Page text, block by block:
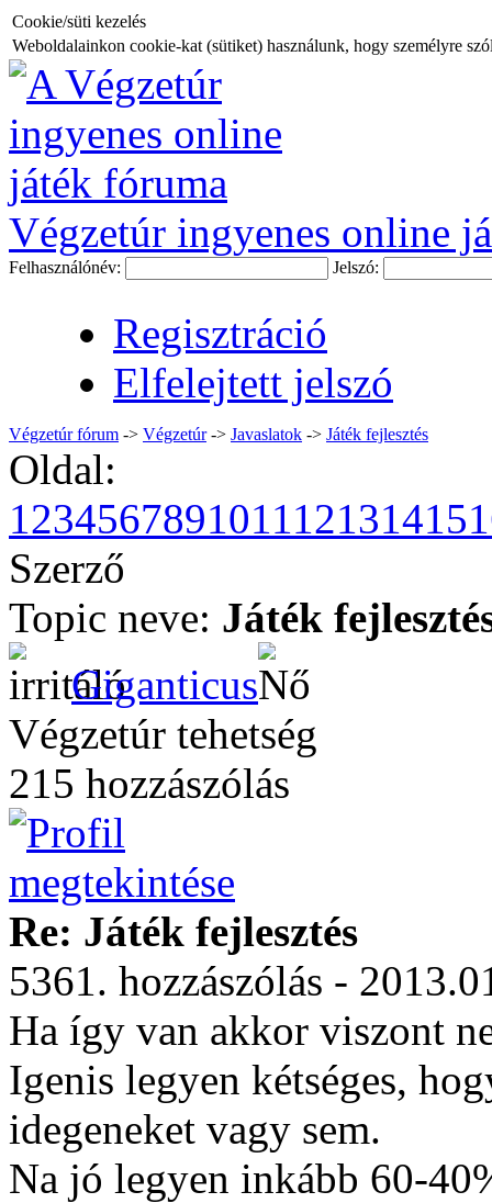
Cookie/süti kezelés
Weboldalainkon cookie-kat (sütiket) használunk, hogy személyre
Végzetúr ingyenes online
Felhasználónév: Jelszó:
Regisztráció
Elfelejtett jelszó
Végzetúr fórum -> Végzetúr-> Javaslatok -> Játék fejlesztés
Oldal:
123456789101112131415
Szerző
Topic neve: Játék
Giganticus
Végzetúr tehetség
215 hozzászólás
Re: Játék fejlesztés
5361. hozzászólás -
Ha így van akkor viszont
Igenis legyen kétséges,
idegeneket vagy sem.
Na jó legyen inkább 60-